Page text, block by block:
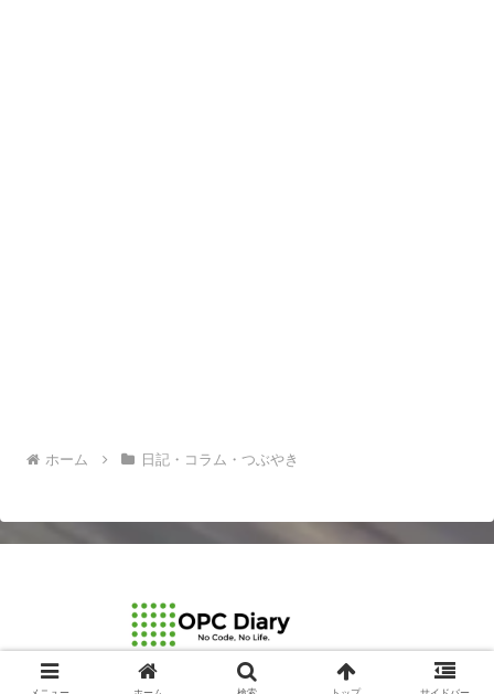
ホーム 日記・コラム・つぶやき
© 2003-2026 OPCDiary.